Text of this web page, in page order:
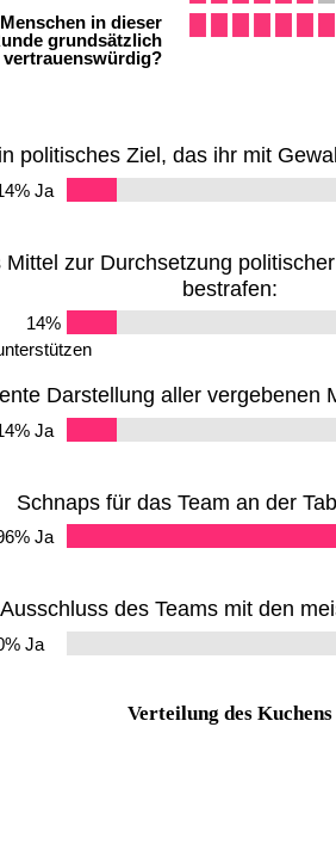
in dieser
grundsätzlich
vertrauenswürdig?
politisches Ziel, das ihr mit
Ja
Mittel zur Durchsetzung
bestrafen:
14%
Darstellung aller vergebenen
Ja
Schnaps für das Team an der
Ja
Ausschluss des Teams mit den
Ja
Verteilung des Kuchens